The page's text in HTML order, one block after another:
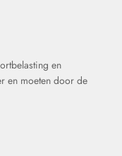
en
en moeten door de